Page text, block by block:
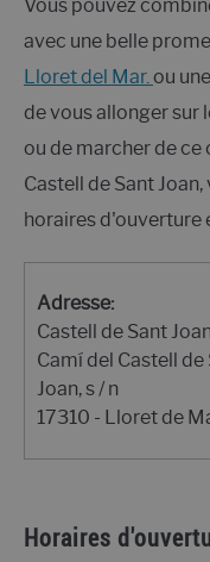
Vous pouvez
avec une belle
Lloret del Mar.ou
de vous allonger sur
ou de marcher de
Castell de Sant
horaires d'ouverture
Adresse:
Castell de Sant Joan
Camí del Castell de
Joan, s / n
17310 - Lloret de
Horaires